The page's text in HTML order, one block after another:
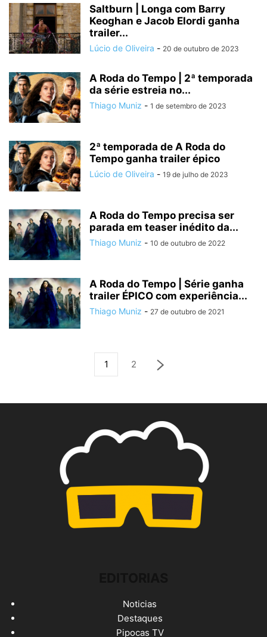
Saltburn | Longa com Barry
Keoghan e Jacob Elordi ganha
trailer...
Lúcio de Oliveira - 20 de outubro de 2023
A Roda do Tempo | 2ª temporada
da série estreia no...
Thiago Muniz - 1 de setembro de 2023
2ª temporada de A Roda do
Tempo ganha trailer épico
Lúcio de Oliveira - 19 de julho de 2023
A Roda do Tempo precisa ser
parada em teaser inédito da...
Thiago Muniz - 10 de outubro de 2022
A Roda do Tempo | Série ganha
trailer ÉPICO com experiência...
Thiago Muniz - 27 de outubro de 2021
1 2
Noticias
Destaques
Pipocas TV